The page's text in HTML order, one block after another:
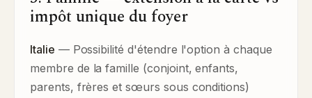
impôt unique du foyer
Italie — Possibilité d'étendre l'option à chaque
membre de la famille (conjoint, enfants,
parents, frères et sœurs sous conditions)